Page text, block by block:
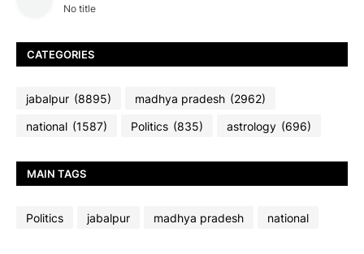
No title
CATEGORIES
jabalpur (8895) madhya pradesh (2962)
national (1587) Politics (835) astrology (696)
MAIN TAGS
Politics jabalpur madhya pradesh national